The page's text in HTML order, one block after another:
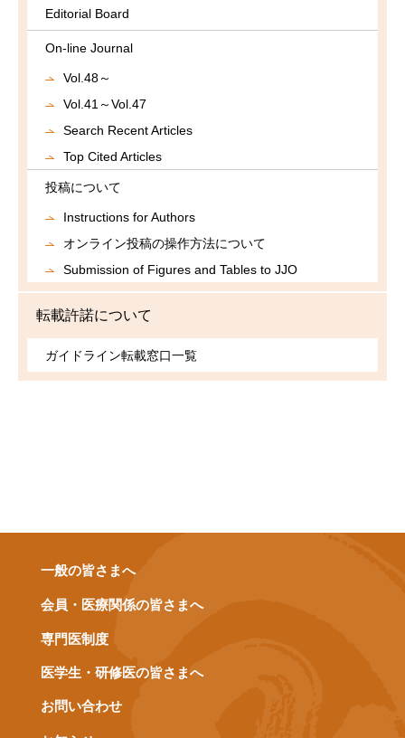
Editorial Board
On-line Journal
Vol.48～
Vol.41～Vol.47
Search Recent Articles
Top Cited Articles
投稿について
Instructions for Authors
オンライン投稿の操作方法について
Submission of Figures and Tables to JJO
転載許諾について
ガイドライン転載窓口一覧
一般の皆さまへ
会員・医療関係の皆さまへ
専門医制度
医学生・研修医の皆さまへ
お問い合わせ